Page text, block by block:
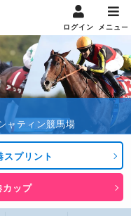
ログイン メニュー
ャティン競馬場
スプリント
カップ